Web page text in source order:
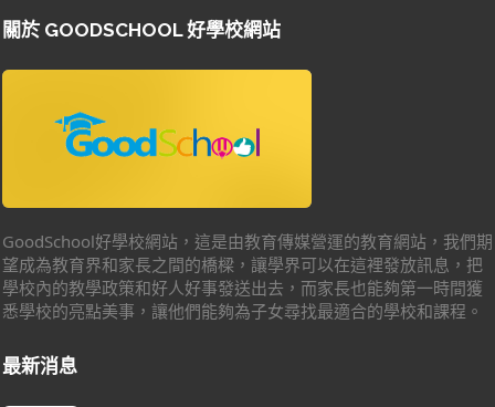
關於 GOODSCHOOL 好學校網站
GoodSchool好學校網站，這是由教育傳媒營運的教育網站，我們期
望成為教育界和家長之間的橋樑，讓學界可以在這裡發放訊息，把
學校內的教學政策和好人好事發送出去，而家長也能夠第一時間獲
悉學校的亮點美事，讓他們能夠為子女尋找最適合的學校和課程。
最新消息